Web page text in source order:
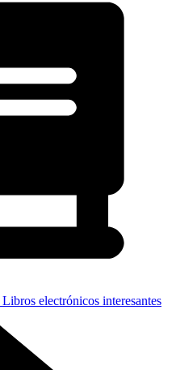
Libros electrónicos interesantes